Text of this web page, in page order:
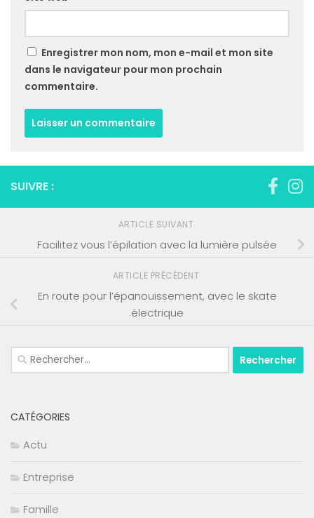
Enregistrer mon nom, mon e-mail et mon site
dans le navigateur pour mon prochain
commentaire.
SUIVRE :
ARTICLE SUIVANT
Facilitez vous l’épilation avec la lumière pulsée
ARTICLE PRÉCÉDENT
En route pour l’épanouissement, avec le skate
électrique
Rechercher :
CATÉGORIES
Actu
Entreprise
Famille